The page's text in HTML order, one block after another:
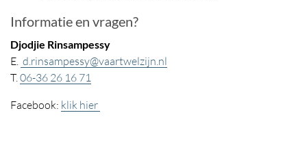
Informatie en vragen?
Djodjie Rinsampessy
E. d.rinsampessy@vaartwelzijn.nl
T. 06-36 26 16 71
Facebook: klik hier